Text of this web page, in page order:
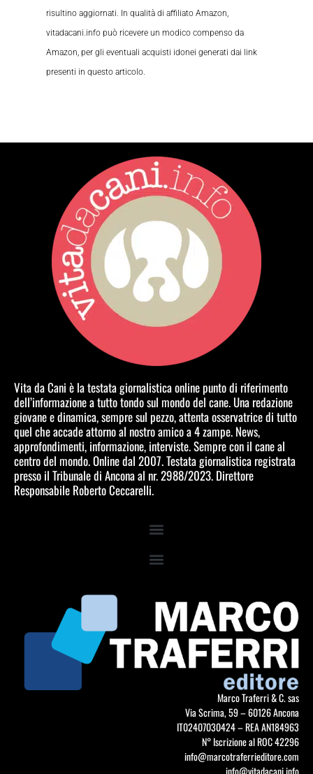
risultino aggiornati. In qualità di affiliato Amazon,
vitadacani.info può ricevere un modico compenso da
Amazon, per gli eventuali acquisti idonei generati dai link
presenti in questo articolo.
Vita da Cani è la testata giornalistica online punto di riferimento
dell’informazione a tutto tondo sul mondo del cane. Una redazione
giovane e dinamica, sempre sul pezzo, attenta osservatrice di tutto
quel che accade attorno al nostro amico a 4 zampe. News,
approfondimenti, informazione, interviste. Sempre con il cane al
centro del mondo. Online dal 2007. Testata giornalistica registrata
presso il Tribunale di Ancona al nr. 2988/2023. Direttore
Responsabile Roberto Ceccarelli.
Marco Traferri & C. sas
Via Scrima, 59 – 60126 Ancona
IT02407030424 – REA AN184963
N° Iscrizione al ROC 42296
info@marcotraferrieditore.com
info@vitadacani.info